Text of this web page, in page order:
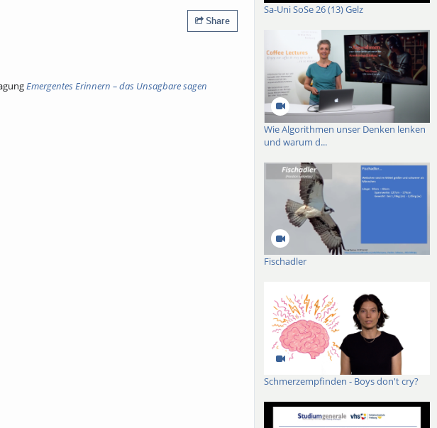
Share
Emergentes Erinnern – das Unsagbare sagen
Sa-Uni SoSe 26 (13) Gelz
Wie Algorithmen unser Denken lenken
und warum d...
Fischadler
Schmerzempfinden - Boys don't cry?